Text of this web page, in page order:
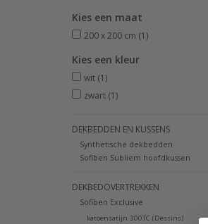
Kies een maat
200 x 200 cm (1)
Kies een kleur
wit (1)
zwart (1)
DEKBEDDEN EN KUSSENS
Synthetische dekbedden
Sofiben Subliem hoofdkussen
DEKBEDOVERTREKKEN
Sofiben Exclusive
katoensatijn 300TC (Dessins)